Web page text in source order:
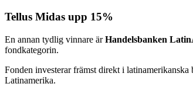
Tellus Midas upp 15%
En annan tydlig vinnare ärHandelsbanken
fondkategorin.
Fonden investerar främst direkt i
Latinamerika.